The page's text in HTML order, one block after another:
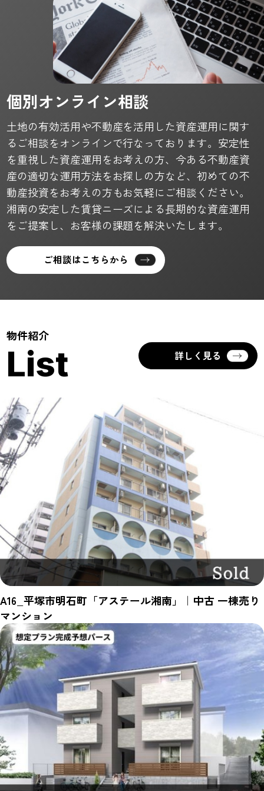
個別オンライン相談
土地の有効活用や不動産を活用した資産運用に関す
るご相談をオンラインで行なっております。安定性
を重視した資産運用をお考えの方、今ある不動産資
産の適切な運用方法をお探しの方など、初めての不
動産投資をお考えの方もお気軽にご相談ください。
湘南の安定した賃貸ニーズによる長期的な資産運用
をご提案し、お客様の課題を解決いたします。
ご相談はこちらから
物件紹介
List 詳しく見る
A16_平塚市明石町「アステール湘南」｜中古 一棟売り
マンション